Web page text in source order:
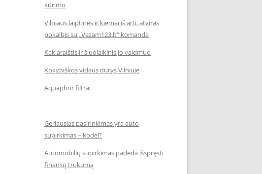
kūrimo
Vilniaus laiptinės ir kiemai iš arti, atviras
pokalbis su „Vezam123.lt“ komanda
Kaklaraištis ir šiuolaikinis jo vaidmuo
Kokybiškos vidaus durys Vilniuje
Aquaphor filtrai
Geriausias pasirinkimas yra auto
supirkimas – kodėl?
Automobilių supirkimas padeda išspręsti
finansų trūkumą